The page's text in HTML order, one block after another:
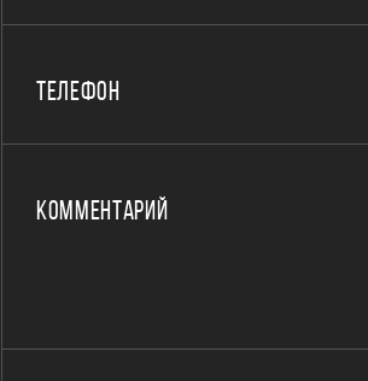
ТЕЛЕФОН
КОММЕНТАРИЙ